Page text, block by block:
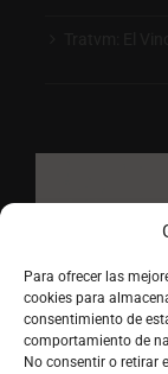
Para ofrecer las
cookies para
consentimiento de
comportamiento de
No consentir o retirar